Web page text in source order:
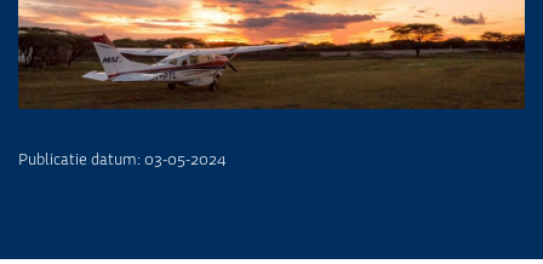
Publicatie datum: 03-05-2024